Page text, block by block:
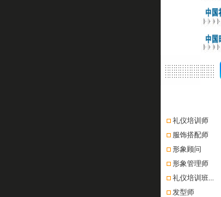
礼仪培训师
服饰搭配师
形象顾问
形象管理师
礼仪培训班...
发型师